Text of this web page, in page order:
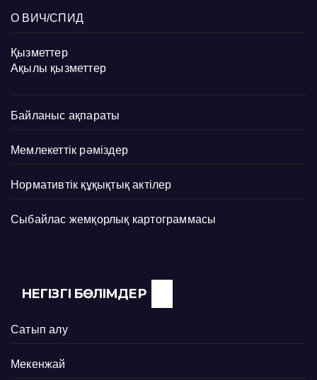
О ВИЧ/СПИД
Қызметтер
Ақылы қызметтер
Байланыс ақпараты
Мемлекеттік рәміздер
Нормативтік құқықтық актілер
Сыбайлас жемқорлық картограммасы
НЕГІЗГІ БӨЛІМДЕР
Сатып алу
Мекенжай